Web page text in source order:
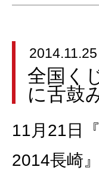
2014.11.25
全国く
に舌鼓
11月21日
2014長崎